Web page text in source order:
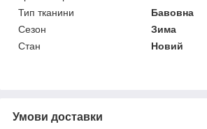
Тип тканини
Бавовна
Сезон
Зима
Стан
Новий
Умови доставки